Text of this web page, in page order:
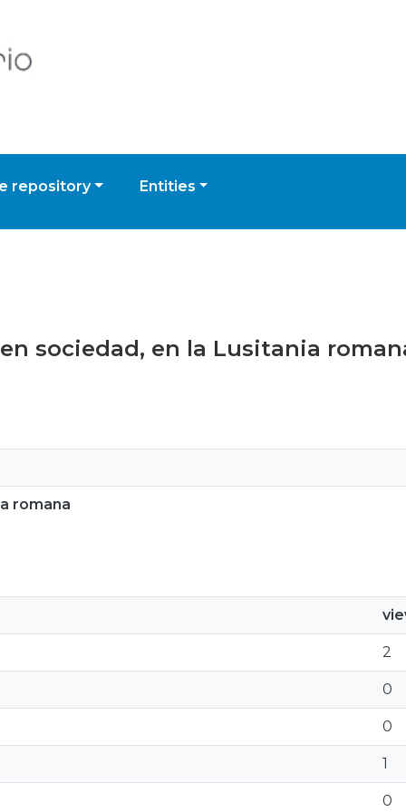
repository Entities
sociedad, en la Lusitania
romana
2
0
0
1
0